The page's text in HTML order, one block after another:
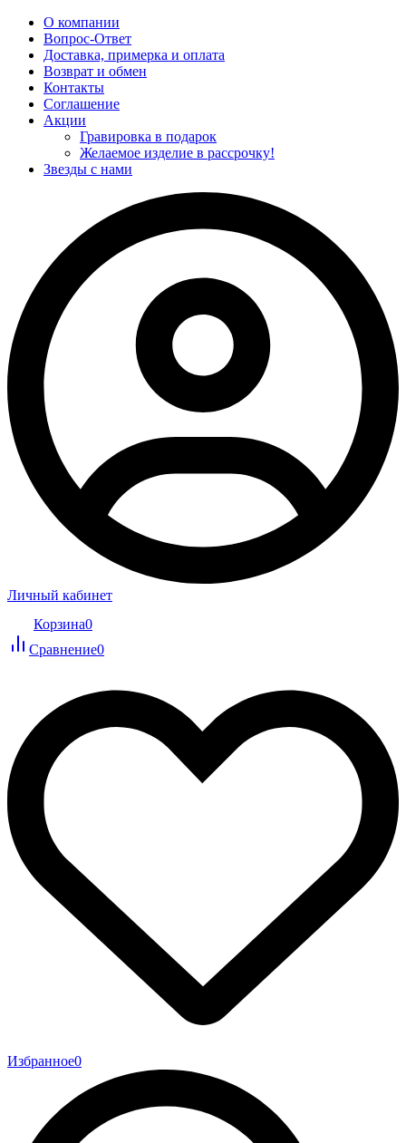
О компании
Вопрос-Ответ
Доставка, примерка и оплата
Возврат и обмен
Контакты
Соглашение
Акции
Гравировка в подарок
Желаемое изделие в рассрочку!
Звезды с нами
Личный кабинет
Корзина0
Сравнение0
Избранное0